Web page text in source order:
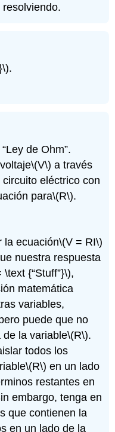
.
de Ohm”.
\(V\) a través
circuito eléctrico con
para\(R\).
la ecuación\(V = RI\)
nuestra respuesta
\text {“Stuff”}\),
matemática
variables,
puede que no
de la variable\(R\).
todos los
\(R\) en un lado
restantes en
embargo, tenga en
que contienen la
en un lado de la